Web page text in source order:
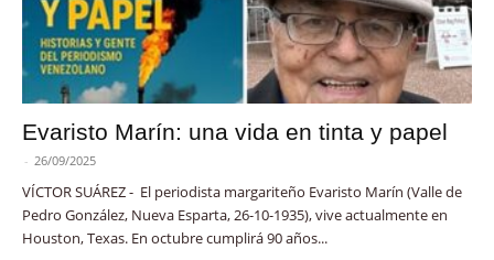
Evaristo Marín: una vida en tinta y papel
- 26/09/2025
VÍCTOR SUÁREZ - El periodista margariteño Evaristo Marín (Valle de
Pedro González, Nueva Esparta, 26-10-1935), vive actualmente en
Houston, Texas. En octubre cumplirá 90 años...